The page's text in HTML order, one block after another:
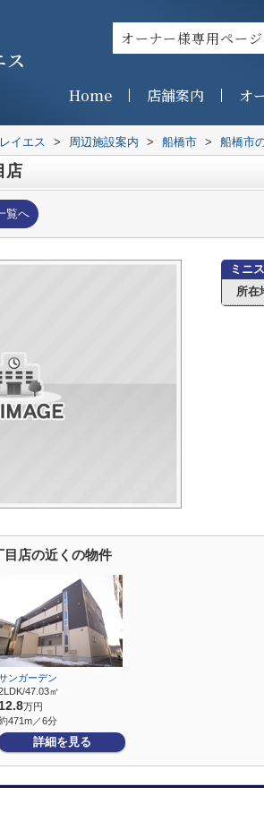
ス
オーナー様専用ペー
Home 店舗案内 オ
イエス > 周辺施設案内 > 船橋市 > 船橋市
店
覧へ
ミニ
所在
目店の近くの物件
ンガーデン
47.03㎡
万円
471m／6分
詳細を見る